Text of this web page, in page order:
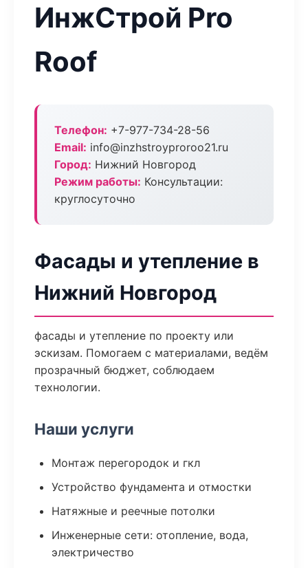
ИнжСтрой Pro
Roof
Телефон: +7-977-734-28-56
Email: info@inzhstroyproroo21.ru
Город: Нижний Новгород
Режим работы: Консультации:
круглосуточно
Фасады и утепление в
Нижний Новгород
фасады и утепление по проекту или
эскизам. Помогаем с материалами, ведём
прозрачный бюджет, соблюдаем
технологии.
Наши услуги
Монтаж перегородок и гкл
Устройство фундамента и отмостки
Натяжные и реечные потолки
Инженерные сети: отопление, вода,
электричество